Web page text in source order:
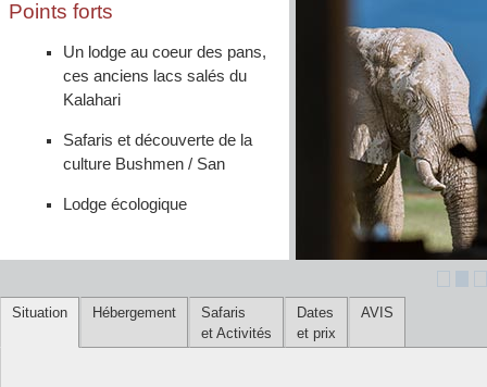
Situation Hébergement
Safaris
et Activités
Dates
et prix
AVIS
Points forts
Un lodge au coeur des pans,
ces anciens lacs salés du
Kalahari
Safaris et découverte de la
culture Bushmen / San
Lodge écologique